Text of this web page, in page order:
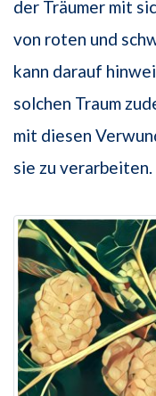
der Träumer mit
von roten und
kann darauf
solchen Traum
mit diesen
sie zu verarbeiten.